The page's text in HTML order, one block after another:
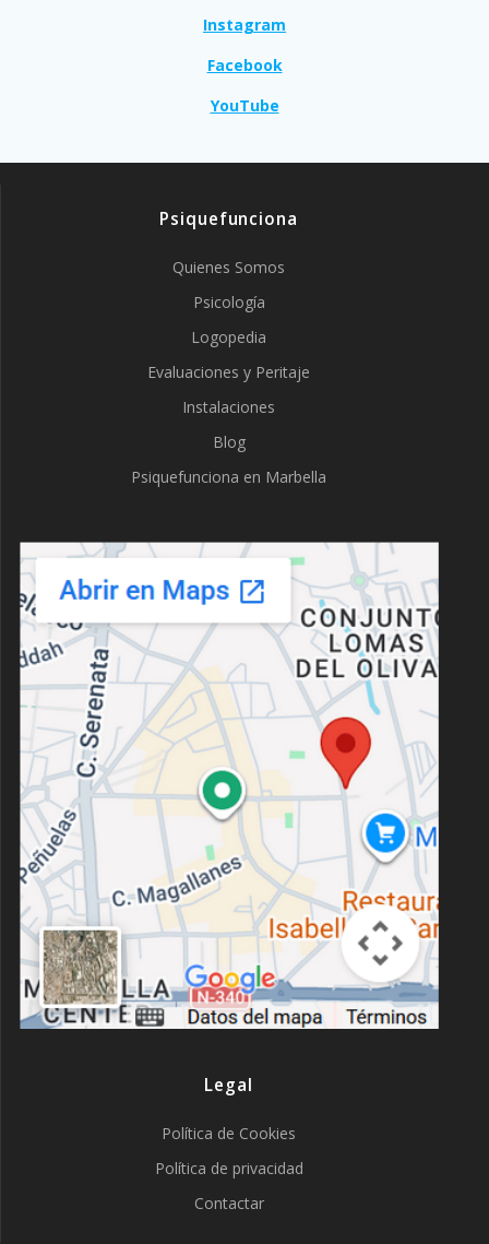
Instagram
Facebook
YouTube
Psiquefunciona
Quienes Somos
Psicología
Logopedia
Evaluaciones y Peritaje
Instalaciones
Blog
Psiquefunciona en Marbella
Legal
Política de Cookies
Política de privacidad
Contactar